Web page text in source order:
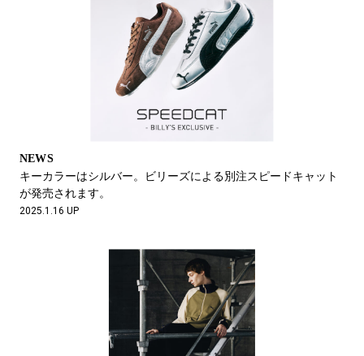
NEWS
キーカラーはシルバー。ビリーズによる別注スピードキャット
が発売されます。
2025.1.16 UP